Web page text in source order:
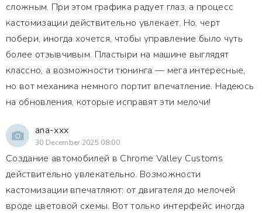
сложным. При этом графика радует глаз, а процесс
кастомизации действительно увлекает. Но, черт
побери, иногда хочется, чтобы управление было чуть
более отзывчивым. Пластыри на машине выглядят
классно, а возможности тюнинга — мега интересные,
но вот механика немного портит впечатление. Надеюсь
на обновления, которые исправят эти мелочи!
ana-xxx
30 December 2025 08:00
Создание автомобилей в Chrome Valley Customs
действительно увлекательно. Возможности
кастомизации впечатляют: от двигателя до мелочей
вроде цветовой схемы. Вот только интерфейс иногда